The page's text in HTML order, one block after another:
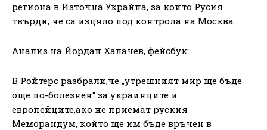
региона в Източна Украйна, за които Русия
твърди, че са изцяло под контрола на Москва.
Анализ на Йордан Халачев, фейсбук:
В Ройтерс разбрали,че „утрешният мир ще бъде
още по-болезнен“ за украинците и
европейците,ако не приемат руския
Меморандум, който ще им бъде връчен в